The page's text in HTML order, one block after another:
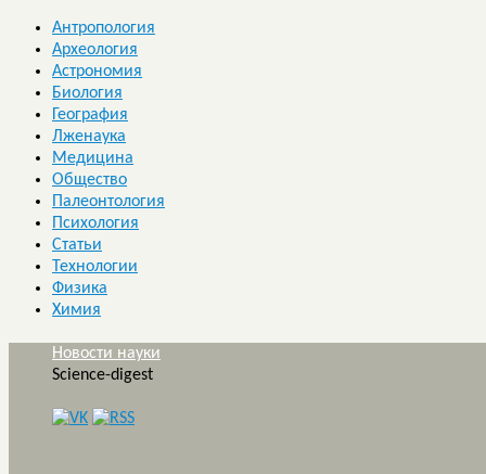
Антропология
Археология
Астрономия
Биология
География
Лженаука
Медицина
Общество
Палеонтология
Психология
Статьи
Технологии
Физика
Химия
Новости науки
Science-digest